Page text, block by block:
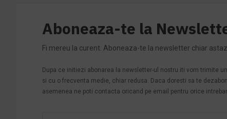
Aboneaza-te la
Fi mereu la curent. Aboneaza-te la newsletter chiar
Dupa ce initiezi abonarea la newsletter-ul nostru iti vom trimite
si cu o frecventa medie, chiar redusa. Daca doresti sa te
asemenea ne poti contacta oricand pe email pentru orice